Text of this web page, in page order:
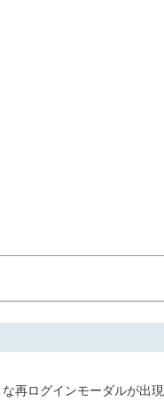
再ログインモーダルが出